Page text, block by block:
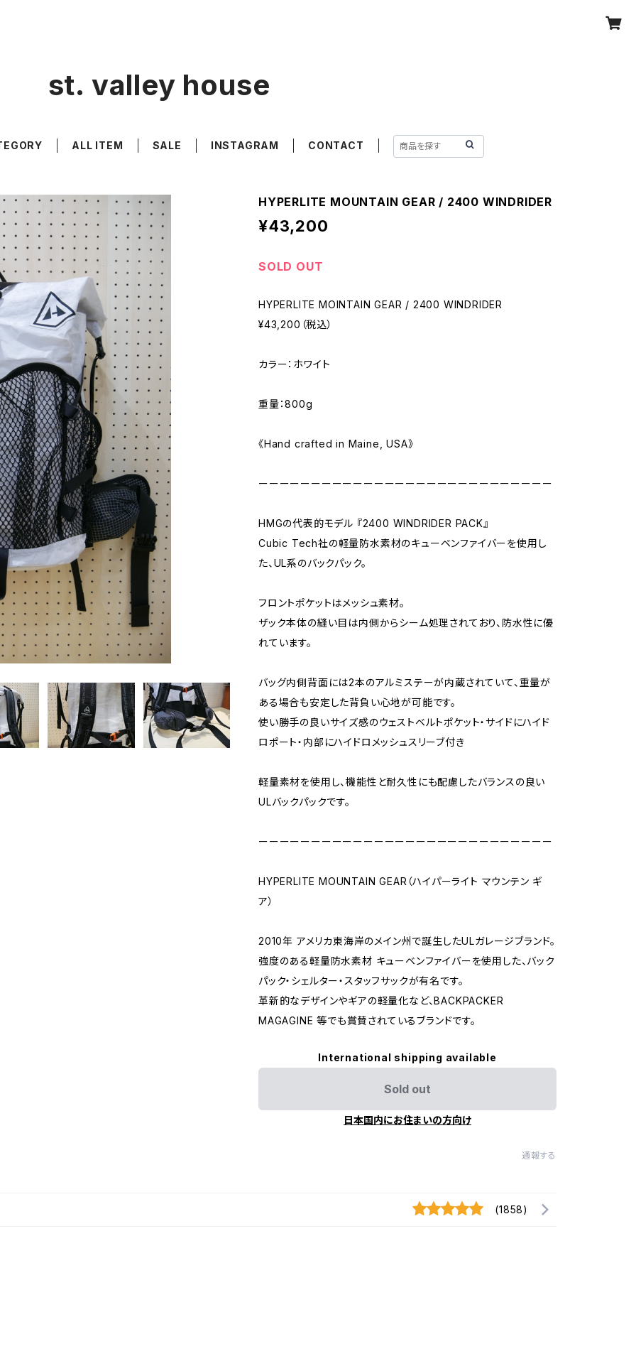
st. valley house
ALL ITEM SALE INSTAGRAM CONTACT
HYPERLITE MOUNTAIN GEAR / 2400 WINDRIDER
¥43,200
SOLD OUT
HYPERLITE MOINTAIN GEAR / 2400 WINDRIDER
¥43,200（税込）
カラー：ホワイト
重量：800g
《Hand crafted in Maine, USA》
ーーーーーーーーーーーーーーーーーーーーーーーーーーーー
HMGの代表的モデル 『2400 WINDRIDER PACK』
Cubic Tech社の軽量防水素材のキューベンファイバーを使用し
た、UL系のバックパック。
フロントポケットはメッシュ素材。
ザック本体の縫い目は内側からシーム処理されており、防水性に優
れています。
バッグ内側背面には2本のアルミステーが内蔵されていて、重量が
ある場合も安定した背負い心地が可能です。
使い勝手の良いサイズ感のウェストベルトポケット・サイドにハイド
ロポート・内部にハイドロメッシュスリーブ付き
軽量素材を使用し、機能性と耐久性にも配慮したバランスの良い
ULバックパックです。
ーーーーーーーーーーーーーーーーーーーーーーーーーーーー
HYPERLITE MOUNTAIN GEAR（ハイパーライト マウンテン ギ
ア）
2010年 アメリカ東海岸のメイン州で誕生したULガレージブランド。
強度のある軽量防水素材 キューベンファイバーを使用した、バック
パック・シェルター・スタッフサックが有名です。
革新的なデザインやギアの軽量化など、BACKPACKER
MAGAGINE 等でも賞賛されているブランドです。
International shipping available
Sold out
日本国内にお住まいの方向け
通報する
(1858)